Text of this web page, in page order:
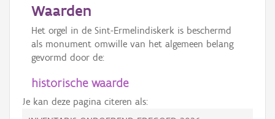
Waarden
Het orgel in de Sint-Ermelindiskerk is beschermd
als monument omwille van het algemeen belang
gevormd door de:
historische waarde
Je kan deze pagina citeren als: